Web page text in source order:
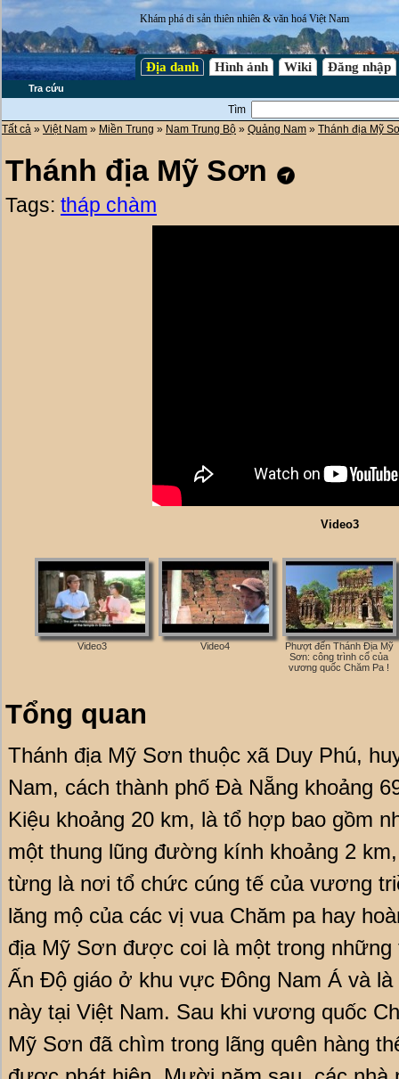
Khám phá di sản thiên nhiên & văn hoá Việt Nam
Địa danh Hình ảnh Wiki Đăng nhập
Tra cứu
Tìm
Tất cả » Việt Nam » Miền Trung » Nam Trung Bộ » Quảng Nam » Thánh địa Mỹ
Thánh địa Mỹ Sơn
Tags: tháp chàm
Video3
Video3 Video4
Phượt đến Thánh Địa Mỹ
Sơn: công trình cổ của
vương quốc Chăm Pa !
Tổng quan
Thánh địa Mỹ Sơn thuộc xã Duy Phú,
Nam, cách thành phố Đà Nẵng khoảng
Kiệu khoảng 20 km, là tổ hợp bao gồm
một thung lũng đường kính khoảng 2
từng là nơi tổ chức cúng tế của vương
lăng mộ của các vị vua Chăm pa hay
địa Mỹ Sơn được coi là một trong
Ấn Độ giáo ở khu vực Đông Nam Á và là
này tại Việt Nam. Sau khi vương quốc
Mỹ Sơn đã chìm trong lãng quên hàng